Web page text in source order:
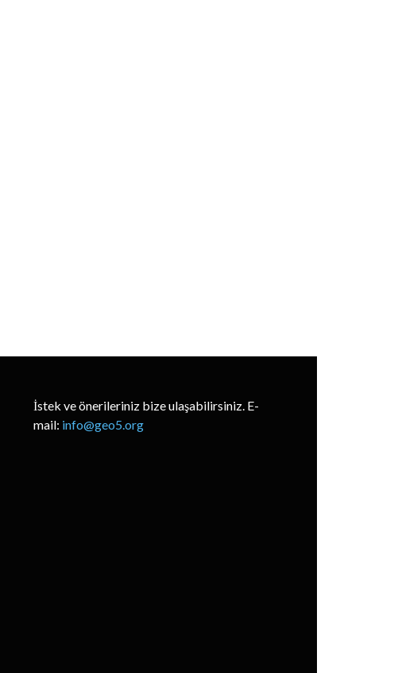
İstek ve önerileriniz bize ulaşabilirsiniz. E-
mail: info@geo5.org